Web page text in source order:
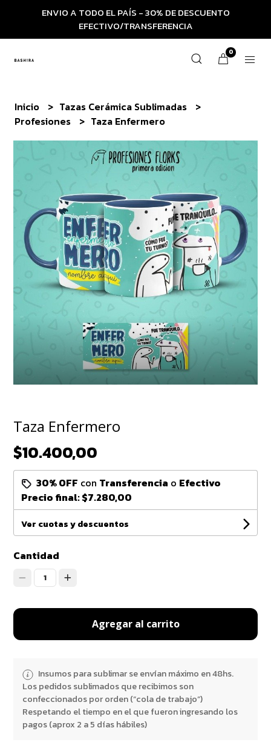
ENVIO A TODO EL PAÍS - 30% DE DESCUENTO
EFECTIVO/TRANSFERENCIA
0
Inicio
Tazas Cerámica Sublimadas
Profesiones
Taza Enfermero
Taza Enfermero
$10.400,00
30% OFF con Transferencia o Efectivo
Precio final:$7.280,00
Ver cuotas y descuentos
Cantidad
1
Agregar al carrito
Insumos para sublimar se envían máximo en 48hs.
Los pedidos sublimados que recibimos son
confeccionados por orden (“cola de trabajo”)
Respetando el tiempo en el que fueron ingresando los
pagos (aprox 2 a 5 días hábiles)